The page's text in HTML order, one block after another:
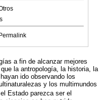
Permalink
a fin de alcanzar mejores
la antropología, la historia, la
ido observando los
y los multimundos
Estado parezca ser el